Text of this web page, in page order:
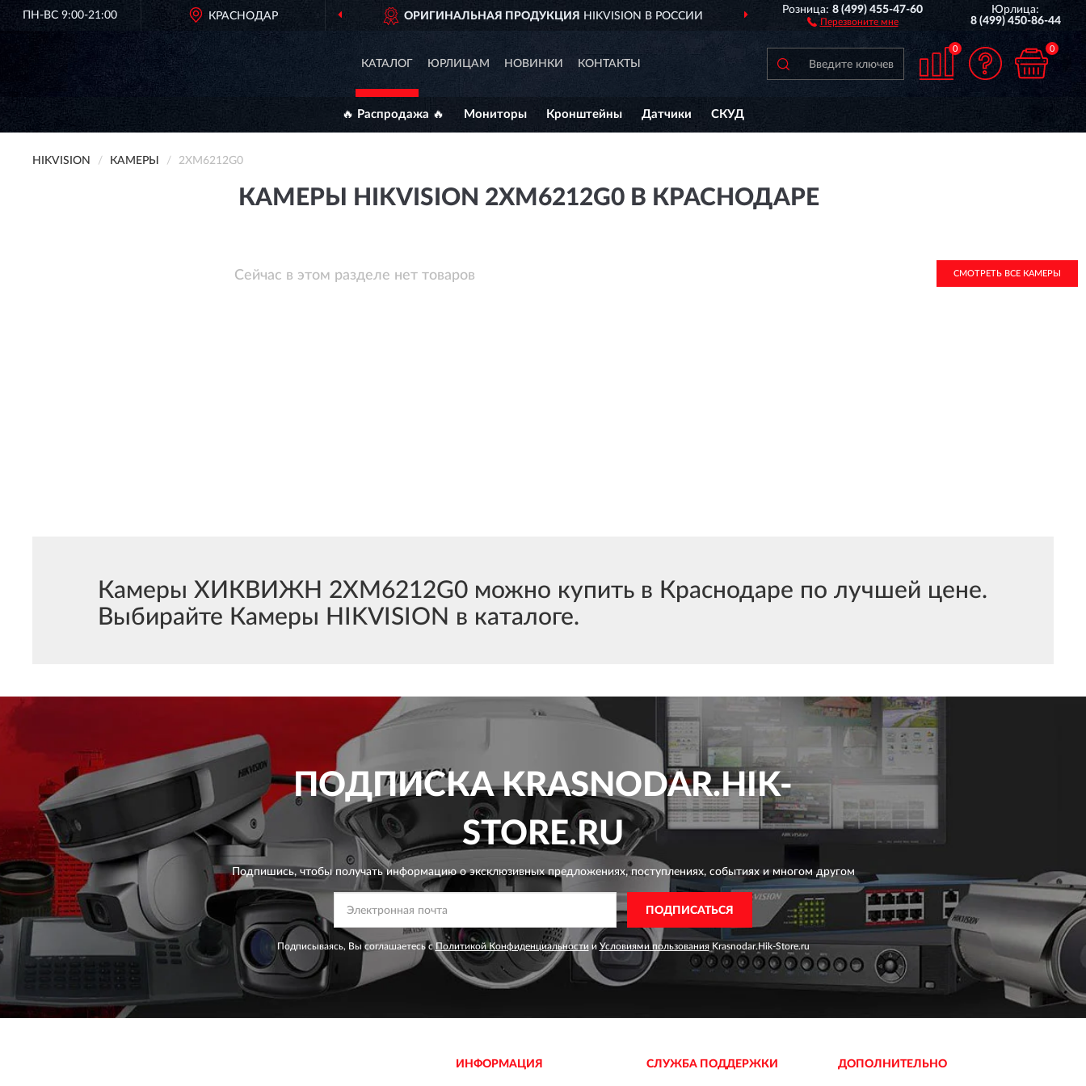
ПН-ВС 9:00-21:00 КРАСНОДАР ОРИГИНАЛЬНАЯ ПРОДУКЦИЯ HIKVISION В РОССИИ ДОСТАВИМ ПО ВСЕЙ РОССИИ
Розница:8 (499) 455-47-60
Перезвоните мне
Юрлица:
8 (499) 450-86-44
КАТАЛОГ ЮРЛИЦАМ НОВИНКИ КОНТАКТЫ
0 0
🔥 Распродажа 🔥 Мониторы Кронштейны Датчики СКУД
HIKVISION КАМЕРЫ 2XM6212G0
КАМЕРЫ HIKVISION 2XM6212G0 В КРАСНОДАРЕ
Сейчас в этом разделе нет товаров СМОТРЕТЬ ВСЕ КАМЕРЫ
Камеры ХИКВИЖН 2XM6212G0 можно купить в Краснодаре по лучшей цене.
Выбирайте Камеры HIKVISION в каталоге.
ПОДПИСКАKRASNODAR.HIK-
STORE.RU
Подпишись, чтобы получать информацию о эксклюзивных предложениях,поступлениях, событиях и многом другом
ПОДПИСАТЬСЯ
Подписываясь, Вы соглашаетесь сПолитикой Конфиденциальности и Условиями пользованияKrasnodar.Hik-Store.ru
ИНФОРМАЦИЯ СЛУЖБА ПОДДЕРЖКИ ДОПОЛНИТЕЛЬНО